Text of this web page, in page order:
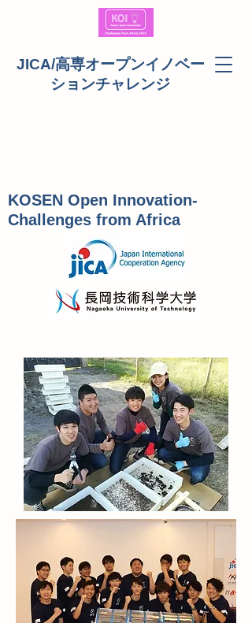
JICA/高専オープンイノベー
ションチャレンジ
KOSEN Open Innovation-
Challenges from Africa